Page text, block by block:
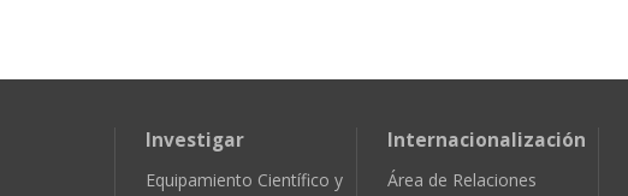
Investigar
Equipamiento Científico y
Internacionalización
Área de Relaciones